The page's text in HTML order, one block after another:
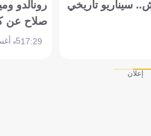
سيناريو تاريخي
رونالدو
صلاح عن
17:295 أغسطس 2026
إعلان